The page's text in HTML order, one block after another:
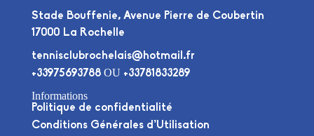
Stade Bouffenie, Avenue Pierre de Coubertin
17000 La Rochelle
tennisclubrochelais@hotmail.fr
+33975693788OU +33781833289
Informations
Politique de confidentialité
Conditions Générales d’Utilisation